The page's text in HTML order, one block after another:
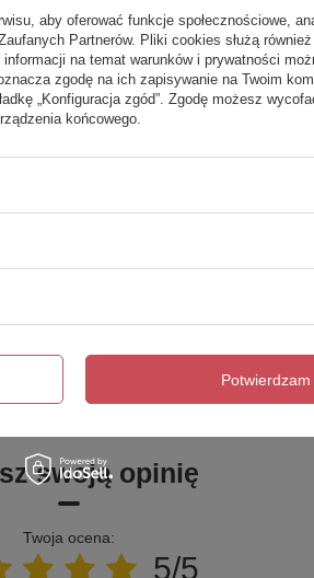
NEXEN Chrom 4-otworowa
bateria wannowa
1 363,00 zł szt.
30 dni przed wprowadzeniem
Masz pytania?
i odpowiedzi publikując dla
swoją opinię
Twoja ocena:
5/5
aby oferować funkcje społecznościowe,
Partnerów. Pliki cookies służą
informacji na temat warunków i prywatności
zgodę na ich zapisywanie na Twoim
„Konfiguracja zgód”. Zgodę możesz
końcowego.